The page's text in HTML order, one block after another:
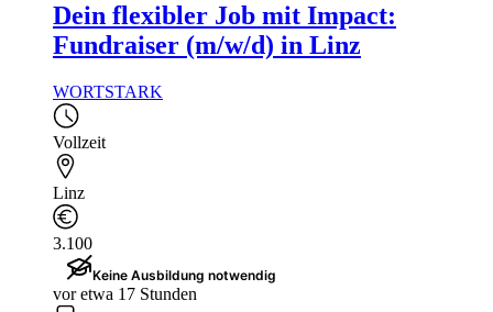
Dein flexibler Job mit Impact:
Fundraiser (m/w/d) in Linz
WORTSTARK
Vollzeit
Linz
3.100
Keine Ausbildung notwendig
vor etwa 17 Stunden